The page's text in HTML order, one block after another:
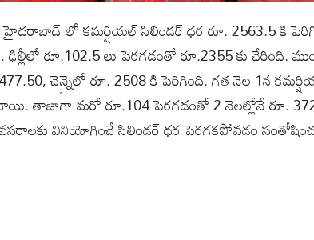
లో కమర్షియల్ సిలిండర్ ధర రూ. 2563.5 కి
ఢిల్లీలో రూ.102.5 లు పెరగడంతో రూ.2355 కు చేరింది.
చెన్నైలో రూ. 2508 కి పెరిగింది. గత నెల 1న
తాజాగా మరో రూ.104 పెరగడంతో 2 నెలల్లోనే రూ.
వినియోగించే సిలిండర్ ధర పెరగకపోవడం